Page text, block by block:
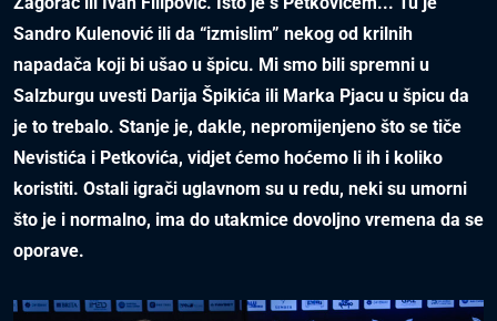
Sandro Kulenović ili da “izmislim” nekog od krilnih
napadača koji bi ušao u špicu. Mi smo bili spremni u
Salzburgu uvesti Darija Špikića ili Marka Pjacu u špicu da
je to trebalo. Stanje je, dakle, nepromijenjeno što se tiče
Nevistića i Petkovića, vidjet ćemo hoćemo li ih i koliko
koristiti. Ostali igrači uglavnom su u redu, neki su umorni
što je i normalno, ima do utakmice dovoljno vremena da se
oporave.